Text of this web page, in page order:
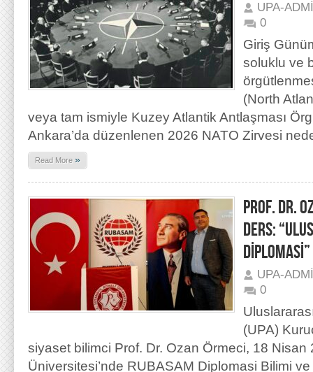
UPA-
0
Giriş
soluklu ve
(North
veya tam ismiyle Kuzey Atlantik Antlaşması
Ankara’da düzenlenen 2026 NATO Zirvesi
Read More »
PROF. DR.
DERS:
DİPLOMASİ”
UPA-
0
(UPA)
siyaset bilimci Prof. Dr. Ozan Örmeci, 18 Nisan
Üniversitesi’nde RUBASAM Diplomasi Bilimi